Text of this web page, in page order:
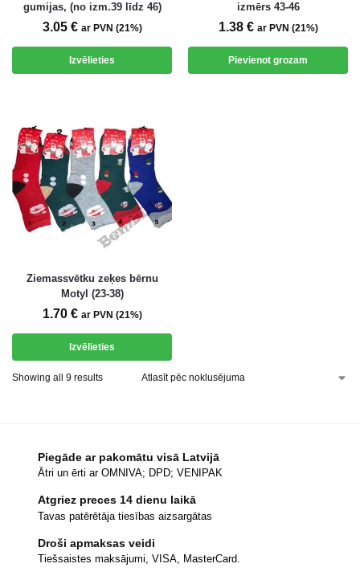
gumijas, (no izm.39 līdz 46)
3.05 € ar PVN (21%)
Izvēlieties
izmērs 43-46
1.38 € ar PVN (21%)
Pievienot grozam
Ziemassvētku zeķes bērnu
Motyl (23-38)
1.70 € ar PVN (21%)
Izvēlieties
Showing all 9 results
Piegāde ar pakomātu visā Latvijā
Ātri un ērti ar OMNIVA; DPD; VENIPAK
Atgriez preces 14 dienu laikā
Tavas patērētāja tiesības aizsargātas
Droši apmaksas veidi
Tiešsaistes maksājumi, VISA, MasterCard.